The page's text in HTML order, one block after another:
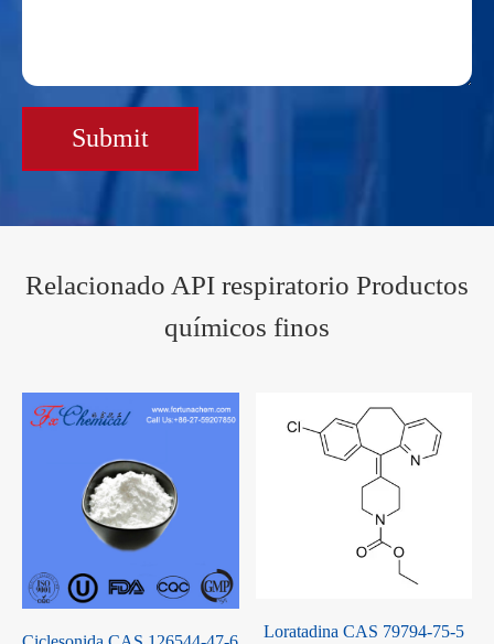
Submit
Relacionado API respiratorio Productos
químicos finos
Loratadina CAS 79794-75-5